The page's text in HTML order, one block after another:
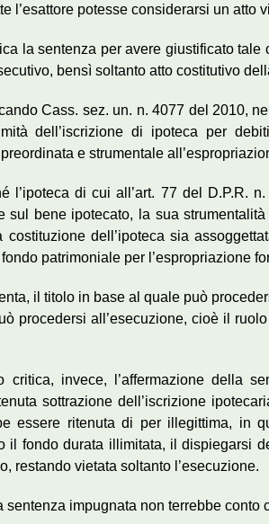
l’esattore potesse considerarsi un atto
la sentenza per avere giustificato tale
bensì soltanto atto costitutivo
Cass. sez. un. n. 4077 del 2010,
dell’iscrizione di ipoteca per
e strumentale
l’ipoteca di cui all’art. 77 del D.P.R.
sul bene ipotecato, la sua
dell’ipoteca sia
patrimoniale per l’espropriazione
il titolo in base al quale può
procedersi all’esecuzione, cioè il
critica, invece, l’affermazione della
sottrazione dell’iscrizione
essere ritenuta di per illegittima, in
il fondo durata illimitata, il dispiegarsi
restando vietata soltanto l’esecuzione.
sentenza impugnata non terrebbe conto